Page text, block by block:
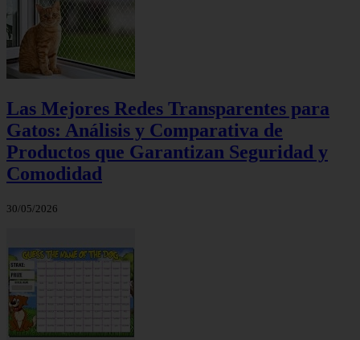
Las Mejores Redes Transparentes para
Gatos: Análisis y Comparativa de
Productos que Garantizan Seguridad y
Comodidad
30/05/2026